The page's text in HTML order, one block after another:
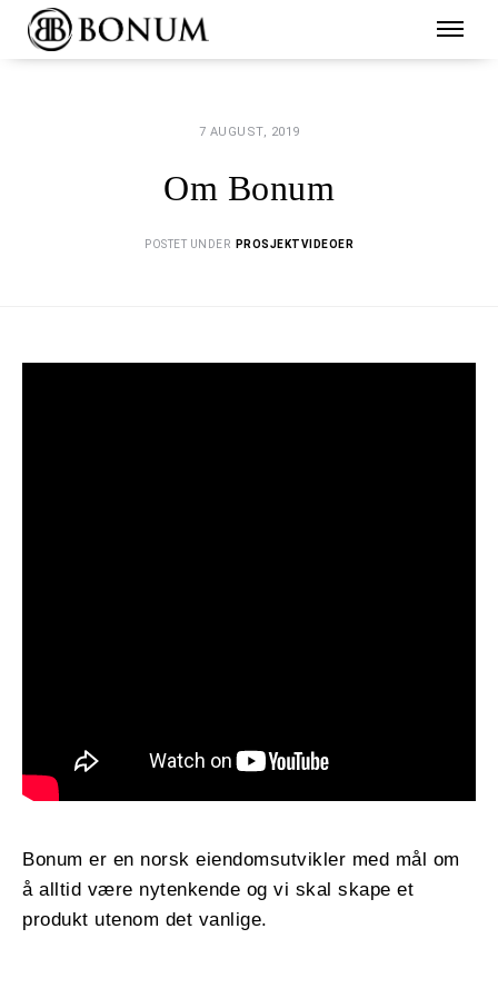
7 AUGUST, 2019
Om Bonum
POSTET UNDER PROSJEKTVIDEOER
Bonum er en norsk eiendomsutvikler med mål om
å alltid være nytenkende og vi skal skape et
produkt utenom det vanlige.